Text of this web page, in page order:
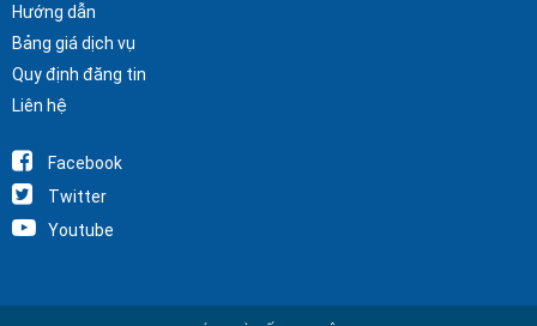
Hướng dẫn
Bảng giá dịch vụ
Quy định đăng tin
Liên hệ
Facebook
Twitter
Youtube